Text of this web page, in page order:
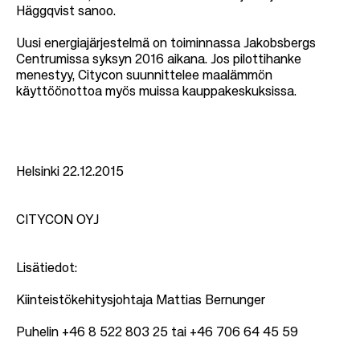
Häggqvist sanoo.
Uusi energiajärjestelmä on toiminnassa Jakobsbergs
Centrumissa syksyn 2016 aikana. Jos pilottihanke
menestyy, Citycon suunnittelee maalämmön
käyttöönottoa myös muissa kauppakeskuksissa.
Helsinki 22.12.2015
CITYCON OYJ
Lisätiedot:
Kiinteistökehitysjohtaja Mattias Bernunger
Puhelin +46 8 522 803 25 tai +46 706 64 45 59